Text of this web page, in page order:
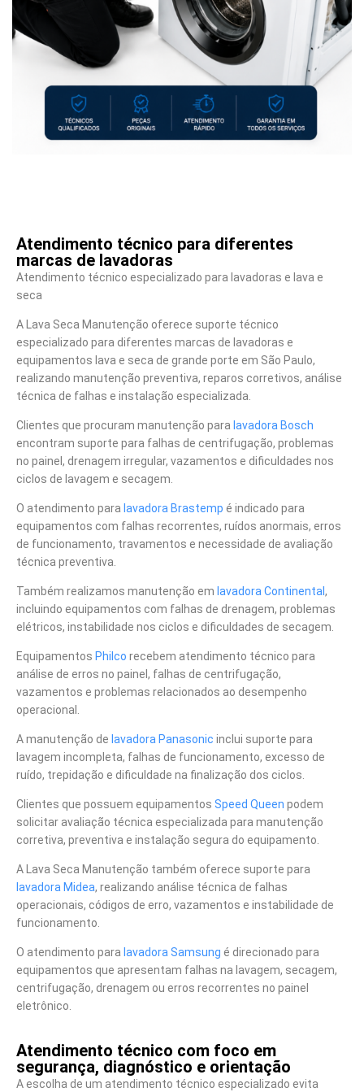
Atendimento técnico para diferentes
marcas de lavadoras
Atendimento técnico especializado para lavadoras e lava e
seca
A Lava Seca Manutenção oferece suporte técnico
especializado para diferentes marcas de lavadoras e
equipamentos lava e seca de grande porte em São Paulo,
realizando manutenção preventiva, reparos corretivos, análise
técnica de falhas e instalação especializada.
Clientes que procuram manutenção para lavadora Bosch
encontram suporte para falhas de centrifugação, problemas
no painel, drenagem irregular, vazamentos e dificuldades nos
ciclos de lavagem e secagem.
O atendimento para lavadora Brastemp é indicado para
equipamentos com falhas recorrentes, ruídos anormais, erros
de funcionamento, travamentos e necessidade de avaliação
técnica preventiva.
Também realizamos manutenção em lavadora Continental,
incluindo equipamentos com falhas de drenagem, problemas
elétricos, instabilidade nos ciclos e dificuldades de secagem.
Equipamentos Philco recebem atendimento técnico para
análise de erros no painel, falhas de centrifugação,
vazamentos e problemas relacionados ao desempenho
operacional.
A manutenção de lavadora Panasonic inclui suporte para
lavagem incompleta, falhas de funcionamento, excesso de
ruído, trepidação e dificuldade na finalização dos ciclos.
Clientes que possuem equipamentos Speed Queen podem
solicitar avaliação técnica especializada para manutenção
corretiva, preventiva e instalação segura do equipamento.
A Lava Seca Manutenção também oferece suporte para
lavadora Midea, realizando análise técnica de falhas
operacionais, códigos de erro, vazamentos e instabilidade de
funcionamento.
O atendimento para lavadora Samsung é direcionado para
equipamentos que apresentam falhas na lavagem, secagem,
centrifugação, drenagem ou erros recorrentes no painel
eletrônico.
Atendimento técnico com foco em
segurança, diagnóstico e orientação
A escolha de um atendimento técnico especializado evita